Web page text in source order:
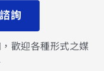
詢
歡迎各種形式之媒